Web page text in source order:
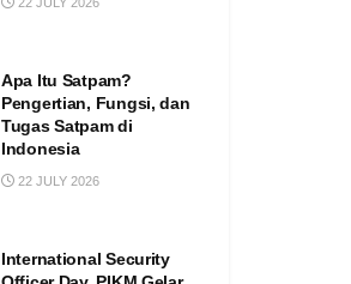
Apa Itu Satpam?
Pengertian, Fungsi, dan
Tugas Satpam di
Indonesia
22 JULY 2026
International Security